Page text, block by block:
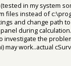
in my system
files instead of
and change path
during calculation.
the
work..actual